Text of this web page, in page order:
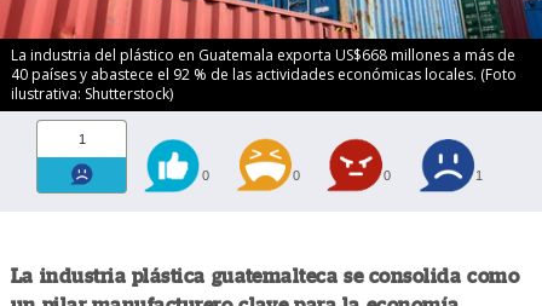
La industria del plástico en Guatemala exporta US$668 millones a más de
40 países y abastece el 92 % de las actividades económicas locales. (Foto
ilustrativa: Shutterstock)
1
0 0 0 1
La industria plástica guatemalteca se consolida como